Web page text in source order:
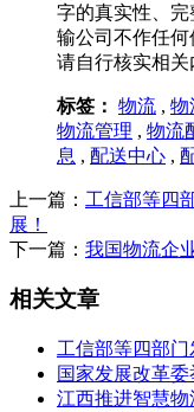
字的真实性、
输公司不作任
请自行核实相关
标签： 物流 , 物
物流管理 , 物流
息 , 配送中心 ,
上一篇： 工信部等四
展！
下一篇： 我国物流企
相关文章
工信部等四部门
国家发展改革
江西推进智慧物